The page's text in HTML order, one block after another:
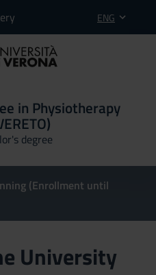
ENG
in Physiotherapy
degree
(Enrollment until
University